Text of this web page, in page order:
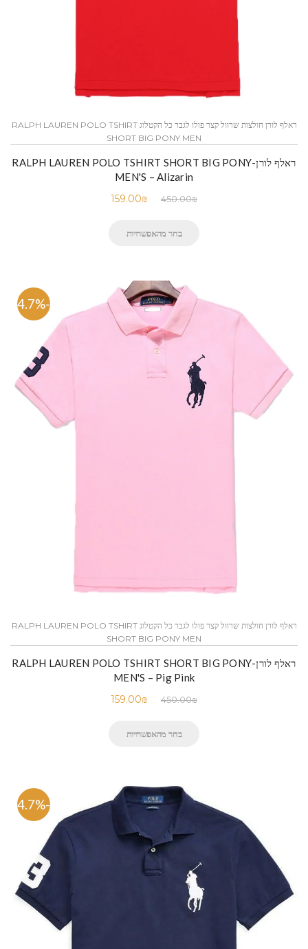
ראלף לורן חולצות שרוול קצר פולו לגבר כל הקטלוג RALPH LAUREN POLO TSHIRT
SHORT BIG PONY MEN
ראלף לורן-RALPH LAUREN POLO TSHIRT SHORT BIG PONY
MEN'S – Alizarin
450.00₪
159.00₪
בחר מהאפשרויות
-64.7%
ראלף לורן חולצות שרוול קצר פולו לגבר כל הקטלוג RALPH LAUREN POLO TSHIRT
SHORT BIG PONY MEN
ראלף לורן-RALPH LAUREN POLO TSHIRT SHORT BIG PONY
MEN'S – Pig Pink
450.00₪
159.00₪
בחר מהאפשרויות
-64.7%